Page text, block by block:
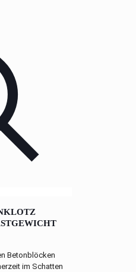
Betonblöcken
im Schatten